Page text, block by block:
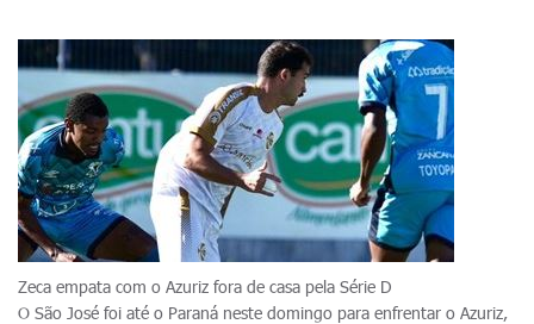
Zeca empata com o Azuriz fora de casa pela Série D
O São José foi até o Paraná neste domingo para enfrentar o Azuriz,